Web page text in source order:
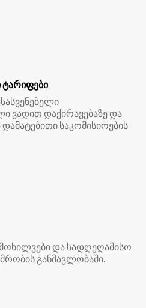
ვადით დაქირავებაზე და
საკომისიოების
და სადღეღამისო
განმავლობაში.